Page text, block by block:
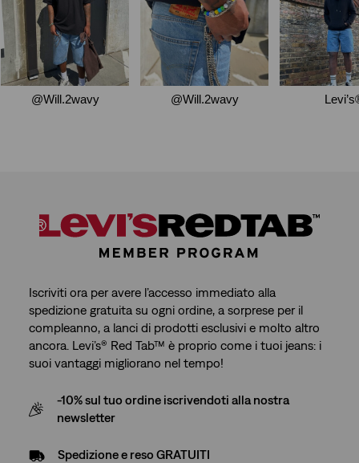
Iscriviti ora per avere l’accesso immediato alla
spedizione gratuita su ogni ordine, a sorprese per il
compleanno, a lanci di prodotti esclusivi e molto altro
ancora. Levi’s® Red Tab™ è proprio come i tuoi jeans: i
suoi vantaggi migliorano nel tempo!
-10% sul tuo ordine iscrivendoti alla nostra
newsletter
Spedizione e reso GRATUITI